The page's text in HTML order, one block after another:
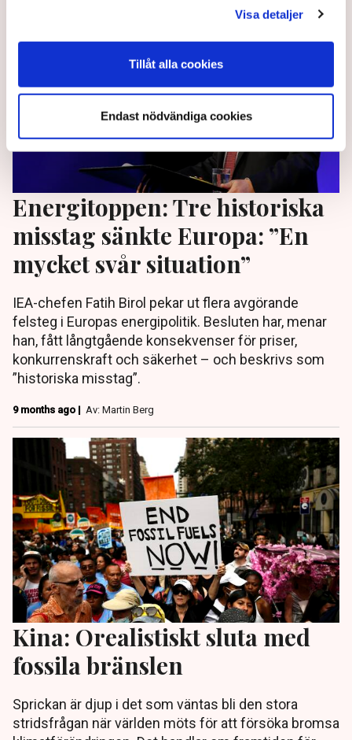
Visa detaljer
Tillåt alla cookies
Endast nödvändiga cookies
Energitoppen: Tre historiska
misstag sänkte Europa: ”En
mycket svår situation”
IEA-chefen Fatih Birol pekar ut flera avgörande
felsteg i Europas energipolitik. Besluten har, menar
han, fått långtgående konsekvenser för priser,
konkurrenskraft och säkerhet – och beskrivs som
”historiska misstag”.
9 months ago | Av: Martin Berg
Kina: Orealistiskt sluta med
fossila bränslen
Sprickan är djup i det som väntas bli den stora
stridsfrågan när världen möts för att försöka bromsa